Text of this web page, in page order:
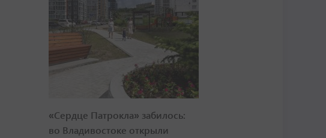
«Сердце Патрокла» забилось:
во Владивостоке открыли